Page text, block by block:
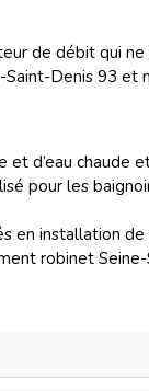
de débit qui
Denis 93 et
et d’eau
pour les
installation
robinet